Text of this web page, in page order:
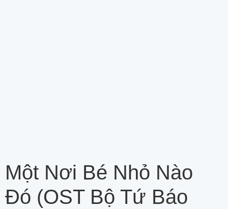
Một Nơi Bé Nhỏ Nào
Đó (OST Bộ Tứ Báo